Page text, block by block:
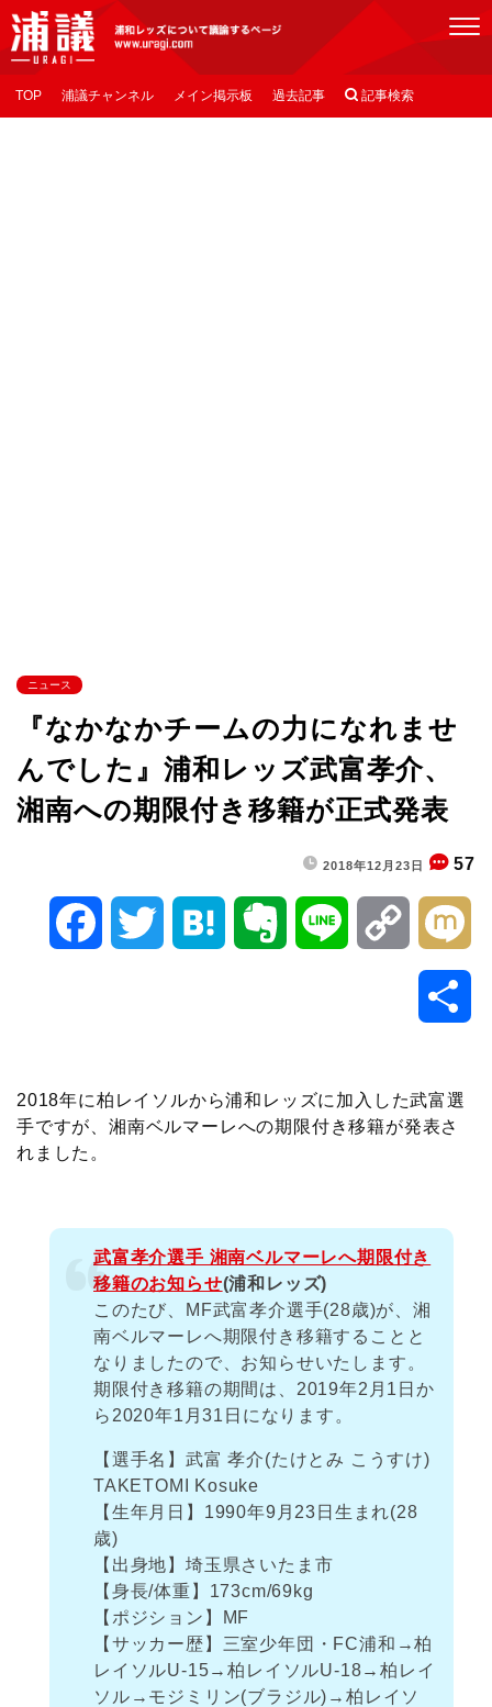
[浦議]浦和レッズについて議論するページ
TOP 浦議チャンネル メイン掲示板 過去記事  記事検索
ニュース
『なかなかチームの力になれませ
んでした』浦和レッズ武富孝介、
湘南への期限付き移籍が正式発表
2018年12月23日 57
b
k
t n n
e
o
L
2018年に柏レイソルから浦和レッズに加入した武富選
手ですが、湘南ベルマーレへの期限付き移籍が発表さ
れました。
武富孝介選手 湘南ベルマーレへ期限付き
移籍のお知らせ(浦和レッズ)
このたび、MF武富孝介選手(28歳)が、湘
南ベルマーレへ期限付き移籍することと
なりましたので、お知らせいたします。
期限付き移籍の期間は、2019年2月1日か
ら2020年1月31日になります。
【選手名】武富 孝介(たけとみ こうすけ)
TAKETOMI Kosuke
【生年月日】1990年9月23日生まれ(28
歳)
【出身地】埼玉県さいたま市
【身長/体重】173cm/69kg
【ポジション】MF
【サッカー歴】三室少年団・FC浦和→柏
レイソルU-15→柏レイソルU-18→柏レイ
ソル→モジミリン(ブラジル)→柏レイソ